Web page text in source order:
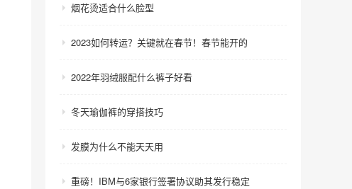
烟花烫适合什么脸型
2023如何转运？关键就在春节！春节能开的
2022年羽绒服配什么裤子好看
冬天瑜伽裤的穿搭技巧
发膜为什么不能天天用
重磅！IBM与6家银行签署协议助其发行稳定